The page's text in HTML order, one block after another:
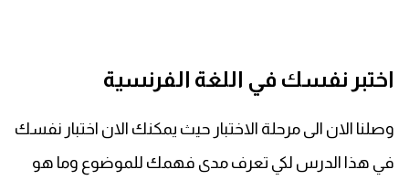
اختبر نفسك في اللغة الفرنسية
وصلنا الان الى مرحلة الاختبار حيث يمكنك الان اختبار نفسك
في هذا الدرس لكي تعرف مدى فهمك للموضوع وما هو